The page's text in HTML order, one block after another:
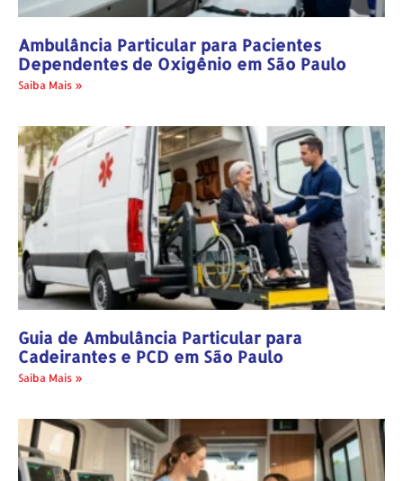
Ambulância Particular para Pacientes
Dependentes de Oxigênio em São Paulo
Saiba Mais »
Guia de Ambulância Particular para
Cadeirantes e PCD em São Paulo
Saiba Mais »